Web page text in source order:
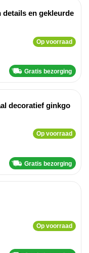
en gekleurde
Op voorraad
Gratis bezorging
decoratief ginkgo
Op voorraad
Gratis bezorging
Op voorraad